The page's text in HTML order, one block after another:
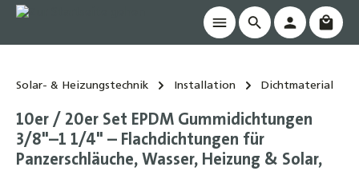
springen
Solar- & Heizungstechnik Installation Dichtmaterial
10er / 20er Set EPDM Gummidichtungen
3/8"–1 1/4" – Flachdichtungen für
Panzerschläuche, Wasser, Heizung & Solar,